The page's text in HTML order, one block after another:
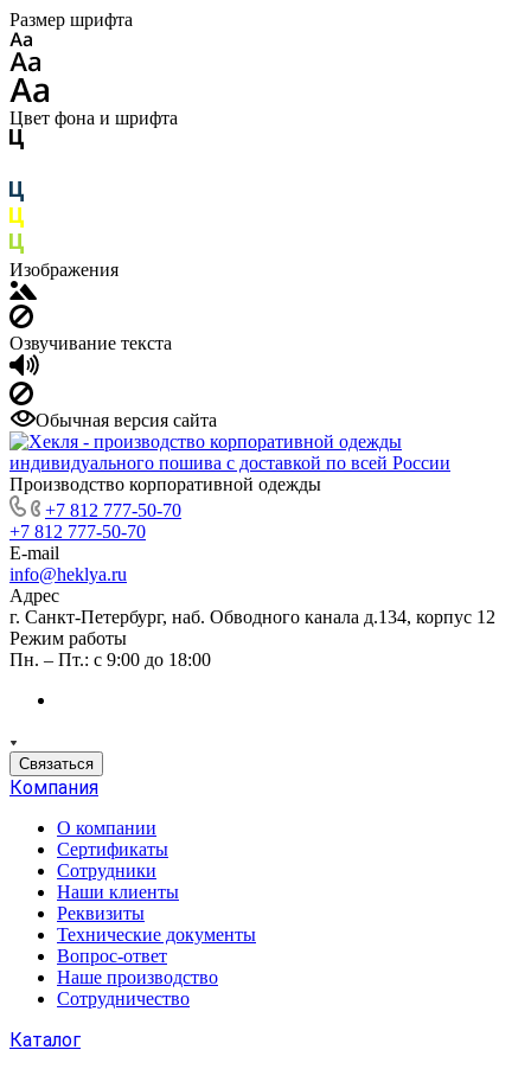
Размер шрифта
Цвет фона и шрифта
Изображения
Озвучивание текста
Обычная версия сайта
Производство корпоративной одежды
+7 812 777-50-70
+7 812 777-50-70
E-mail
info@heklya.ru
Адрес
г. Санкт-Петербург, наб. Обводного канала д.134, корпус 12
Режим работы
Пн. – Пт.: с 9:00 до 18:00
Связаться
Компания
О компании
Сертификаты
Сотрудники
Наши клиенты
Реквизиты
Технические документы
Вопрос-ответ
Наше производство
Сотрудничество
Каталог